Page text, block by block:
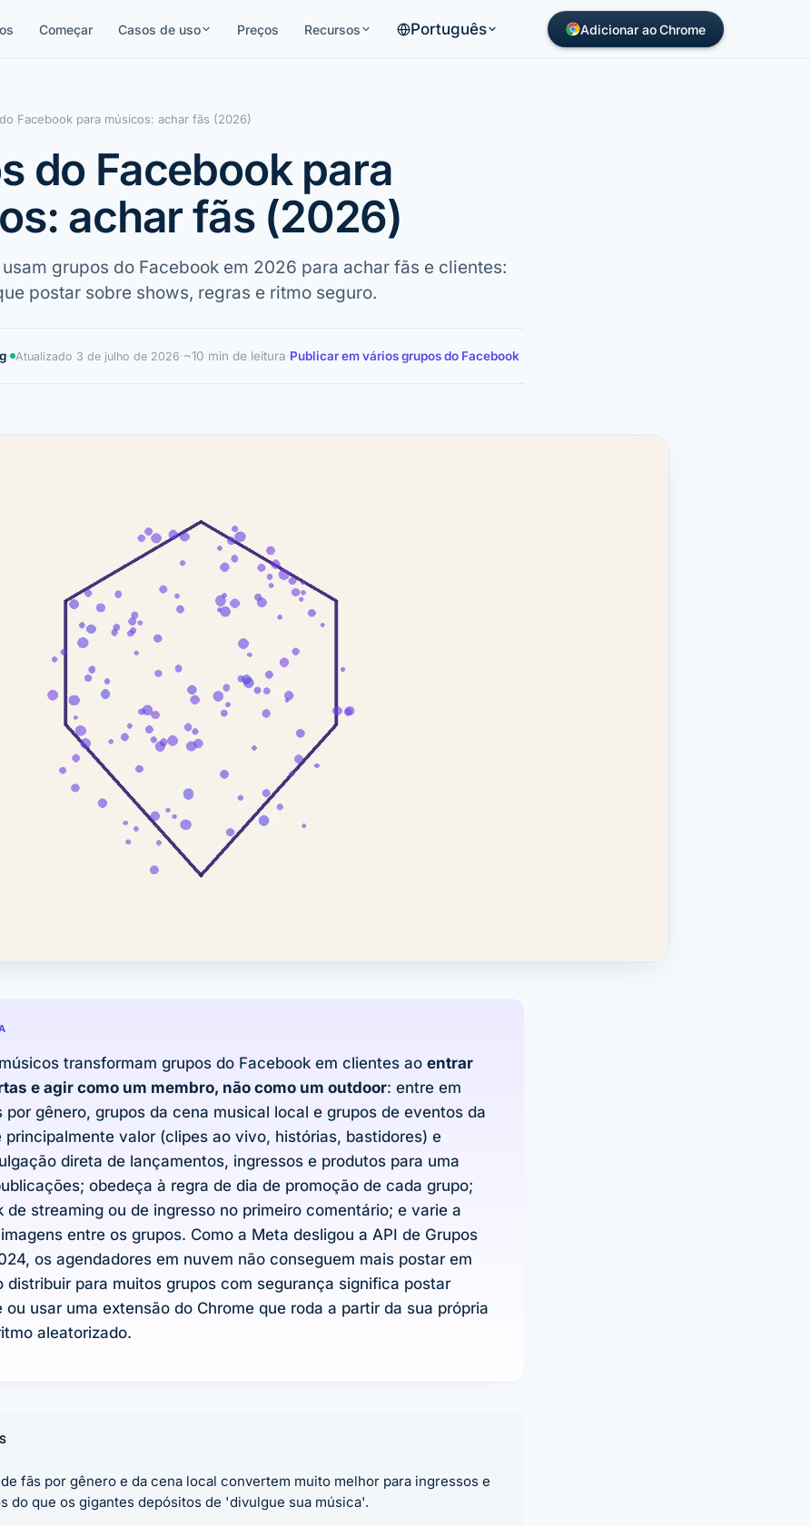
Começar Casos de uso Preços Recursos Português Adicionar ao Chrome
Facebook para músicos: achar fãs (2026)
do Facebook para
achar fãs (2026)
grupos do Facebook em 2026 para achar fãs e clientes:
postar sobre shows, regras e ritmo seguro.
· Atualizado 3 de julho de 2026·~10 min de leitura·Publicar em vários grupos do Facebook
transformam grupos do Facebook em clientes ao entrar
e agir como um membro, não como um outdoor: entre em
por gênero, grupos da cena musical local e grupos de eventos da
principalmente valor (clipes ao vivo, histórias, bastidores) e
direta de lançamentos, ingressos e produtos para uma
obedeça à regra de dia de promoção de cada grupo;
de streaming ou de ingresso no primeiro comentário; e varie a
entre os grupos. Como a Meta desligou a API de Grupos
os agendadores em nuvem não conseguem mais postar em
distribuir para muitos grupos com segurança significa postar
ou usar uma extensão do Chrome que roda a partir da sua própria
aleatorizado.
fãs por gênero e da cena local convertem muito melhor para ingressos e
do que os gigantes depósitos de 'divulgue sua música'.